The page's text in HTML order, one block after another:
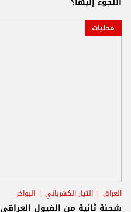
محليات
العراق التيار الكهربائي البواخر
شحنة ثانية من الفيول